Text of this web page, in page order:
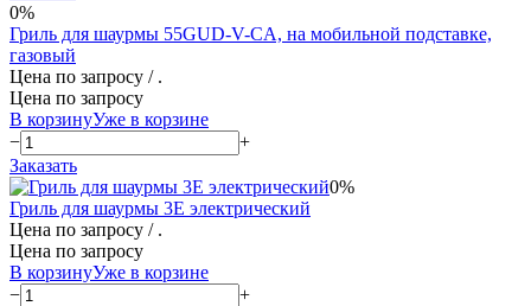
0%
Гриль для шаурмы 55GUD-V-CA, на мобильной подставке,
газовый
Цена по запросу / .
Цена по запросу
В корзинуУже в корзине
−
+
Заказать
0%
Гриль для шаурмы 3E электрический
Цена по запросу / .
Цена по запросу
В корзинуУже в корзине
−
+